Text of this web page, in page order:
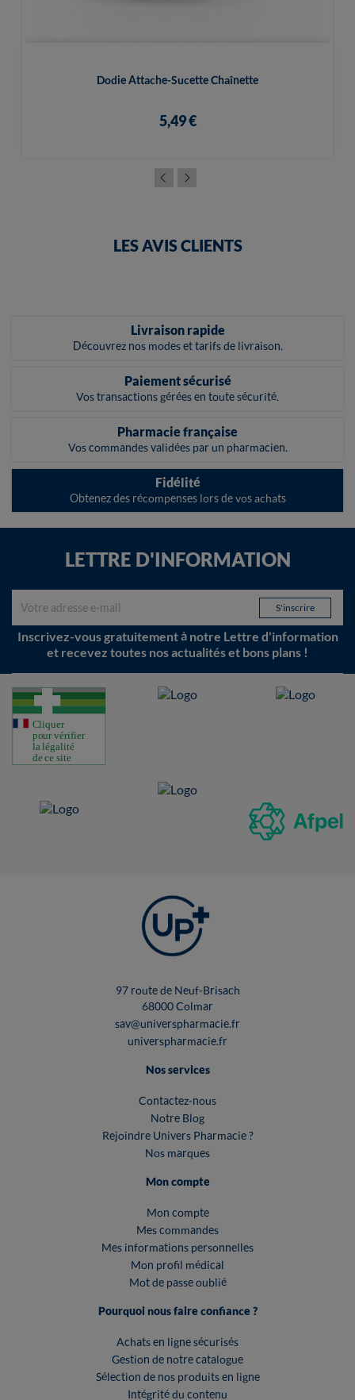
Dodie Attache-Sucette Chaînette
5,49 €
LES AVIS CLIENTS
Livraison rapide
Découvrez nos modes et tarifs de livraison.
Paiement sécurisé
Vos transactions gérées en toute sécurité.
Pharmacie française
Vos commandes validées par un pharmacien.
Fidélité
Obtenez des récompenses lors de vos achats
LETTRE D'INFORMATION
Inscrivez-vous gratuitement à notre Lettre d'information
et recevez toutes nos actualités et bons plans !
97 route de Neuf-Brisach
68000 Colmar
sav@universpharmacie.fr
universpharmacie.fr
Nos services
Contactez-nous
Notre Blog
Rejoindre Univers Pharmacie ?
Nos marques
Mon compte
Mon compte
Mes commandes
Mes informations personnelles
Mon profil médical
Mot de passe oublié
Pourquoi nous faire confiance ?
Achats en ligne sécurisés
Gestion de notre catalogue
Sélection de nos produits en ligne
Intégrité du contenu